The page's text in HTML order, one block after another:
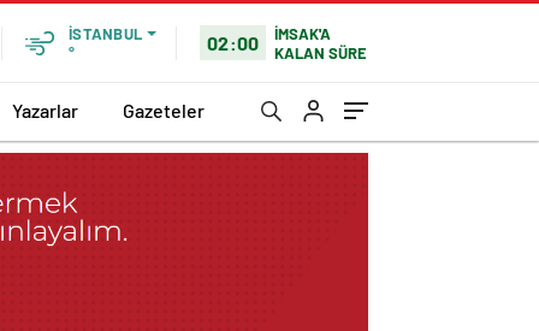
İSTANBUL
°
02:00
İMSAK'A
KALAN SÜRE
Yazarlar Gazeteler